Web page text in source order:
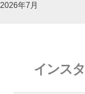
2026年7月
インス